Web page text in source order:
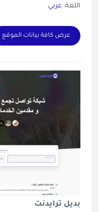
اللغة: عربي
عرض كافة بيانات الموقع
بديل ترايدنت